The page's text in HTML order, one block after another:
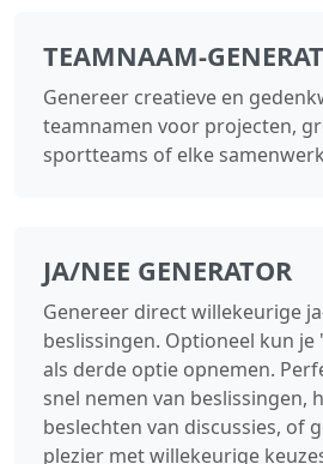
Genereer creatieve en
teamnamen voor projecten,
sportteams of elke
JA/NEE GENERATOR
Genereer direct willekeurige
beslissingen. Optioneel kun je
als derde optie opnemen.
snel nemen van beslissingen,
beslechten van discussies, of
plezier met willekeurige